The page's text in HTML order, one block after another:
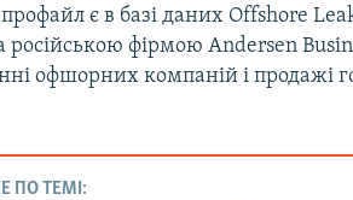
є в базі даних Offshore
російською фірмою Andersen
офшорних компаній і продажі
ПО ТЕМІ: